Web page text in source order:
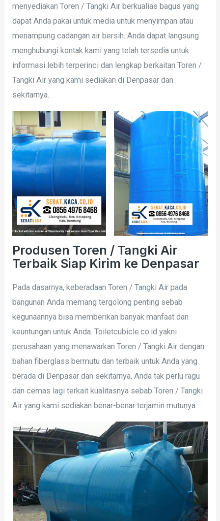
menyediakan Toren / Tangki Air berkualias bagus yang
dapat Anda pakai untuk media untuk menyimpan atau
menampung cadangan air bersih. Anda dapat langsung
menghubungi kontak kami yang telah tersedia untuk
informasi lebih terperinci dan lengkap berkaitan Toren /
Tangki Air yang kami sediakan di Denpasar dan
sekitarnya.
Produsen Toren / Tangki Air
Terbaik Siap Kirim ke Denpasar
Pada dasarnya, keberadaan Toren / Tangki Air pada
bangunan Anda memang tergolong penting sebab
kegunaannya bisa memberikan banyak manfaat dan
keuntungan untuk Anda. Toiletcubicle.co.id yakni
perusahaan yang menawarkan Toren / Tangki Air dengan
bahan fiberglass bermutu dan terbaik untuk Anda yang
berada di Denpasar dan sekitarnya, Anda tak perlu ragu
dan cemas lagi terkait kualitasnya sebab Toren / Tangki
Air yang kami sediakan benar-benar terjamin mutunya.